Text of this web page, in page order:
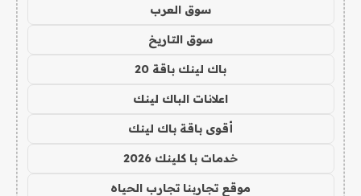
سوق العرب
سوق التاريخ
باك لينك باقة 20
اعلانات الباك لينك
أقوى باقة باك لينك
خدمات با كلينك 2026
موقع تجاربنا تجارب الحياه